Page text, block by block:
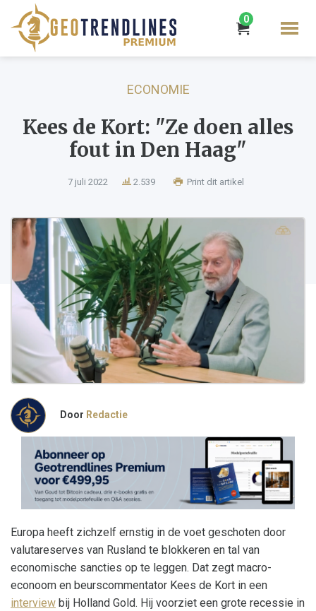
0
ECONOMIE
Kees de Kort: "Ze doen alles
fout in Den Haag"
7 juli 2022 2.539 Print dit artikel
Door Redactie
Europa heeft zichzelf ernstig in de voet geschoten door
valutareserves van Rusland te blokkeren en tal van
economische sancties op te leggen. Dat zegt macro-
econoom en beurscommentator Kees de Kort in een
interview bij Holland Gold. Hij voorziet een grote recessie in